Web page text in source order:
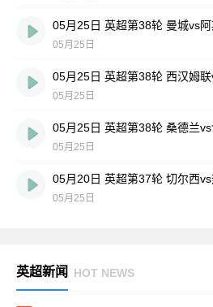
05月25日 英超第38轮 曼城vs
05月25日
05月25日 英超第38轮 西汉姆
05月25日
05月25日 英超第38轮 桑德兰
05月25日
05月20日 英超第37轮 切尔西
05月25日
英超新闻 HOT NEWS